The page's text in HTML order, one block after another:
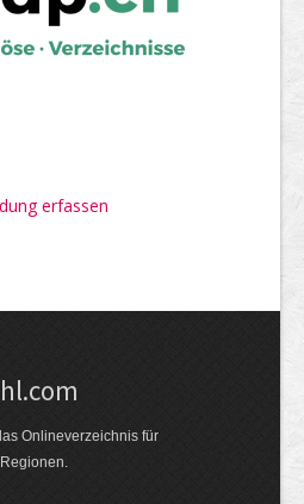
erfassen
Onlineverzeichnis für